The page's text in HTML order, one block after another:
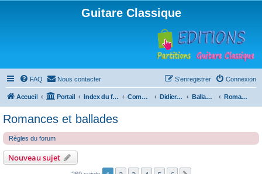
Guitare Classique
FAQ Nous contacter Connexion
S’enregistrer
Accueil Portail Index du forum Compositions Didierland Ballades et autres réveries Romances et ballades
Romances et ballades
Règles du forum
Nouveau sujet